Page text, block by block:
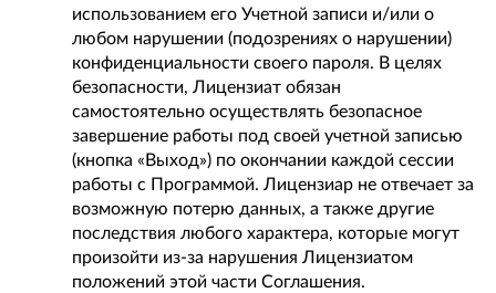
использованием его Учетной записи и/или о
любом нарушении (подозрениях о нарушении)
конфиденциальности своего пароля. В целях
безопасности, Лицензиат обязан
самостоятельно осуществлять безопасное
завершение работы под своей учетной записью
(кнопка «Выход») по окончании каждой сессии
работы с Программой. Лицензиар не отвечает за
возможную потерю данных, а также другие
последствия любого характера, которые могут
произойти из-за нарушения Лицензиатом
положений этой части Соглашения.